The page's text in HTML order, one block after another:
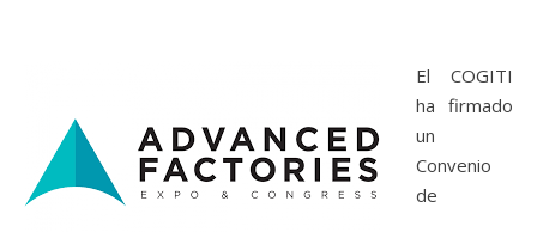
El COGITI
ha firmado
un
Convenio
de